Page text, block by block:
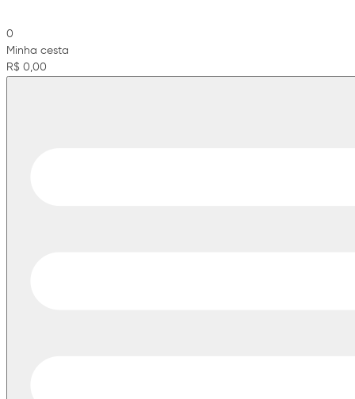
0
Minha cesta
R$ 0,00